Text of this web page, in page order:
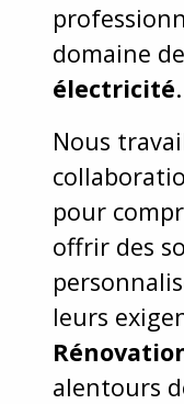
domaine de
électricité.
Nous
pour
offrir des
leurs
alentours